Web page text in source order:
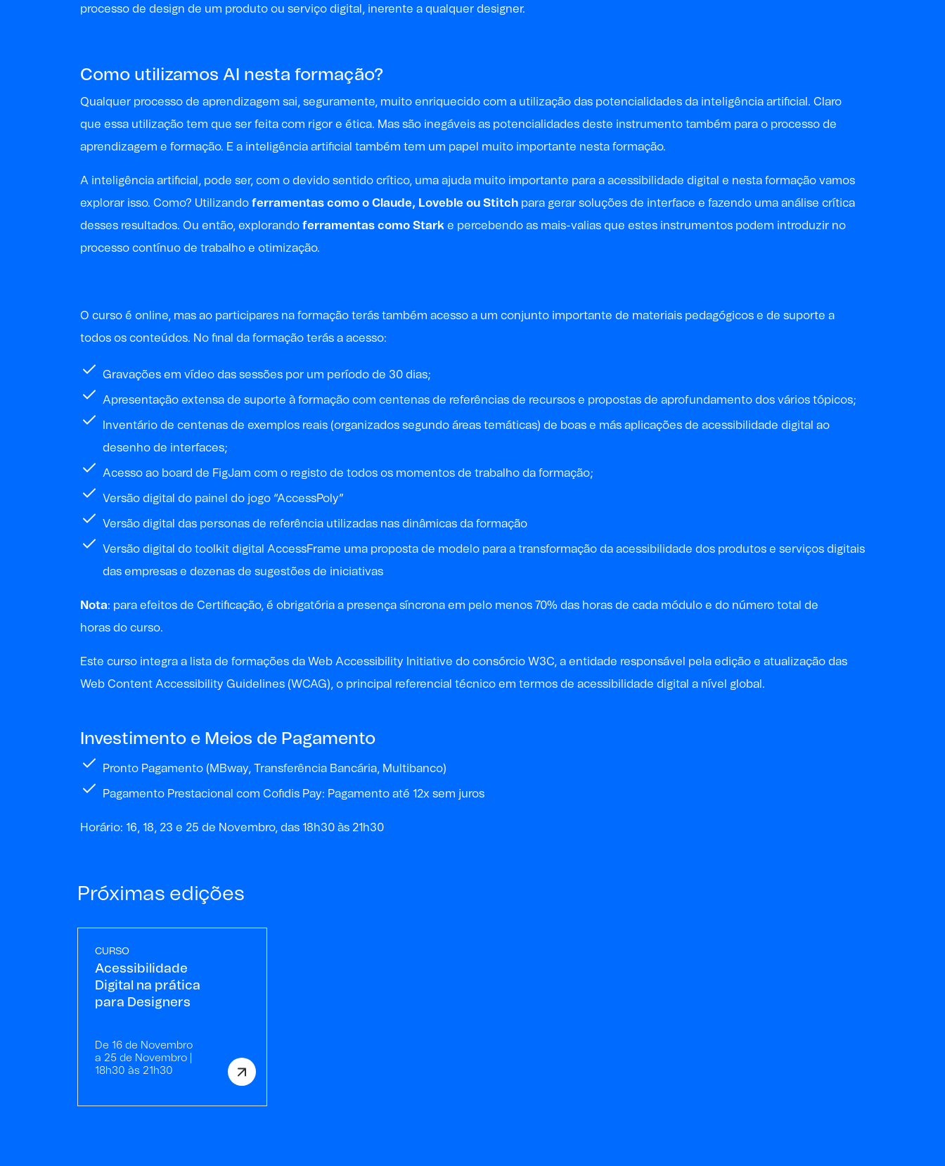
processo de design de um produto ou serviço digital, inerente a qualquer designer.
Como utilizamos AI nesta formação?
Qualquer processo de aprendizagem sai, seguramente, muito enriquecido com a utilização das potencialidades da inteligência artificial. Claro
que essa utilização tem que ser feita com rigor e ética. Mas são inegáveis as potencialidades deste instrumento também para o processo de
aprendizagem e formação. E a inteligência artificial também tem um papel muito importante nesta formação.
A inteligência artificial, pode ser, com o devido sentido crítico, uma ajuda muito importante para a acessibilidade digital e nesta formação vamos
explorar isso. Como? Utilizando ferramentas como o Claude, Loveble ou Stitch para gerar soluções de interface e fazendo uma análise crítica
desses resultados. Ou então, explorando ferramentas como Stark e percebendo as mais-valias que estes instrumentos podem introduzir no
processo contínuo de trabalho e otimização.
O curso é online, mas ao participares na formação terás também acesso a um conjunto importante de materiais pedagógicos e de suporte a
todos os conteúdos. No final da formação terás a acesso:
Gravações em vídeo das sessões por um período de 30 dias;
Apresentação extensa de suporte à formação com centenas de referências de recursos e propostas de aprofundamento dos vários tópicos;
Inventário de centenas de exemplos reais (organizados segundo áreas temáticas) de boas e más aplicações de acessibilidade digital ao
desenho de interfaces;
Acesso ao board de FigJam com o registo de todos os momentos de trabalho da formação;
Versão digital do painel do jogo “AccessPoly”
Versão digital das personas de referência utilizadas nas dinâmicas da formação
Versão digital do toolkit digital AccessFrame uma proposta de modelo para a transformação da acessibilidade dos produtos e serviços digitais
das empresas e dezenas de sugestões de iniciativas
Nota: para efeitos de Certificação, é obrigatória a presença síncrona em pelo menos 70% das horas de cada módulo e do número total de
horas do curso.
Este curso integra a lista de formações da Web Accessibility Initiative do consórcio W3C, a entidade responsável pela edição e atualização das
Web Content Accessibility Guidelines (WCAG), o principal referencial técnico em termos de acessibilidade digital a nível global.
Investimento e Meios de Pagamento
Pronto Pagamento (MBway, Transferência Bancária, Multibanco)
Pagamento Prestacional com Cofidis Pay: Pagamento até 12x sem juros
Horário: 16, 18, 23 e 25 de Novembro, das 18h30 às 21h30
Próximas edições
CURSO
Acessibilidade
Digital na prática
para Designers
De 16 de Novembro
a 25 de Novembro |
18h30 às 21h30